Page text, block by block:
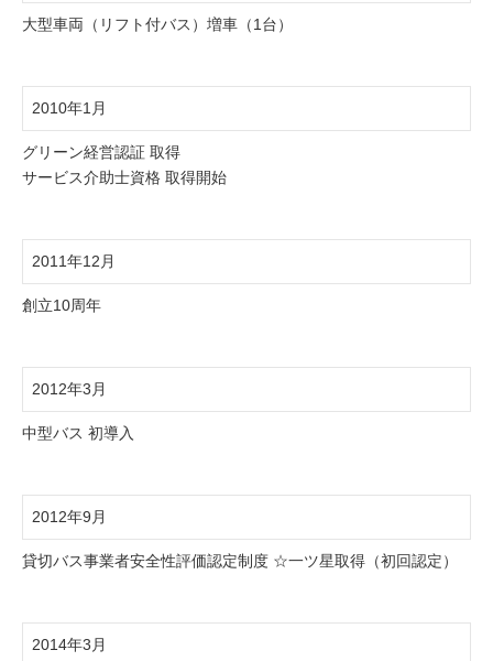
大型車両（リフト付バス）増車（1台）
2010年1月
グリーン経営認証 取得
サービス介助士資格 取得開始
2011年12月
創立10周年
2012年3月
中型バス 初導入
2012年9月
貸切バス事業者安全性評価認定制度 ☆一ツ星取得（初回認定）
2014年3月